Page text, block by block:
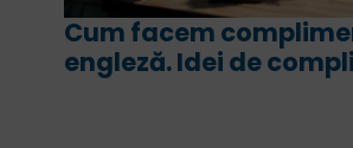
Cum facem
engleză. Idei de